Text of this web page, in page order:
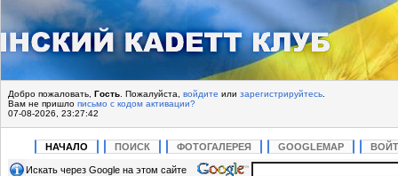
Добро пожаловать, Гость . Пожалуйста, войдите или зарегистрируйтесь
Вам не пришло письмо с кодом активации?
07-08-2026, 23:27:42
НАЧАЛО ПОИСК ФОТОГАЛЕРЕЯ GOOGLEMAP
Искать через Google на этом сайте